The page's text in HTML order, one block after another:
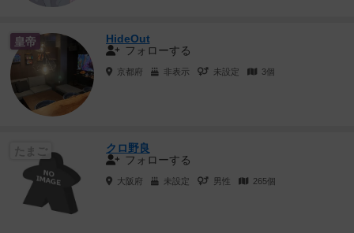
皇帝
HideOut
フォローする
京都府 非表示 未設定 3個
クロ野良
フォローする
大阪府 未設定 男性 265個